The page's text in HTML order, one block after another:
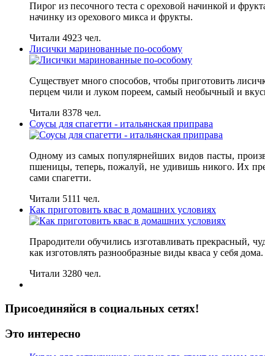
Пирог из песочного теста с ореховой начинкой и
начинку из орехового микса и фрукты.
Читали 4923 чел.
Лисички маринованные по-особому
Существует много способов, чтобы приготовить
перцем чили и луком пореем, самый необычный и
Читали 8378 чел.
Соусы для спагетти - итальянская приправа
Одному из самых популярнейших видов пасты,
пшеницы, теперь, пожалуй, не удивишь никого. Их
сами спагетти.
Читали 5111 чел.
Как приготовить квас в домашних условиях
Прародители обучились изготавливать прекрасный,
как изготовлять разнообразные виды кваса у себя
Читали 3280 чел.
Присоединяйся в социальных сетях!
Это интересно